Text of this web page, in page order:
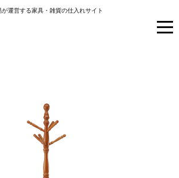
運営する家具・雑貨の仕入れサイト